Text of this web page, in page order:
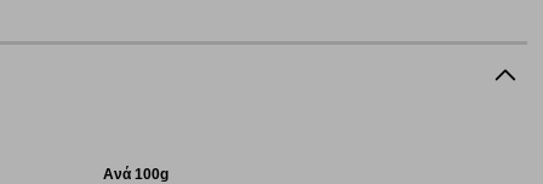
Ανά 100g
να επιλέξετε τις λοιπές κατηγορίες κάνοντας κλικ στο
cookies, μπορεί να επηρεάσει την εμπειρία της περιήγησής